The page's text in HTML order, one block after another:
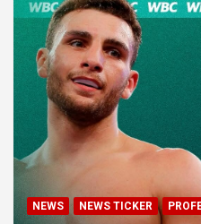
NEWS NEWS TICKER